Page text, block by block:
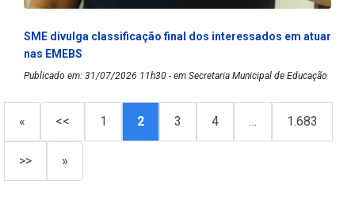
SME divulga classificação final dos interessados em atuar
nas EMEBS
Publicado em: 31/07/2026 11h30 - em Secretaria Municipal de Educação
« << 1 2 3 4 … 1.683
>> »